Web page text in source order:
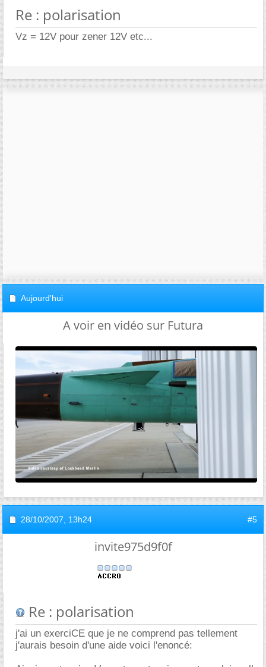
Re : polarisation
Vz = 12V pour zener 12V etc...
Aujourd'hui
A voir en vidéo sur Futura
28/10/2007, 13h24 #5
invite975d9f0f
Re : polarisation
j'ai un exerciCE que je ne comprend pas tellement
j'aurais besoin d'une aide voici l'enoncé: